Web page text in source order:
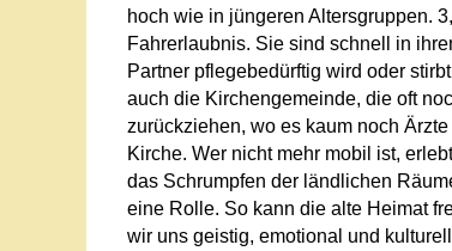
hoch wie in jüngeren Altersgruppen.
Fahrerlaubnis. Sie sind schnell in
Partner pflegebedürftig wird oder
auch die Kirchengemeinde, die oft
zurückziehen, wo es kaum noch
Kirche. Wer nicht mehr mobil ist,
das Schrumpfen der ländlichen
eine Rolle. So kann die alte Heimat
wir uns geistig, emotional und